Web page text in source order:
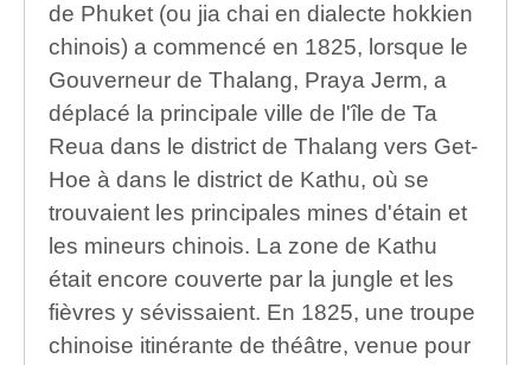
de Phuket (ou jia chai en dialecte hokkien
chinois) a commencé en 1825, lorsque le
Gouverneur de Thalang, Praya Jerm, a
déplacé la principale ville de l'île de Ta
Reua dans le district de Thalang vers Get-
Hoe à dans le district de Kathu, où se
trouvaient les principales mines d'étain et
les mineurs chinois. La zone de Kathu
était encore couverte par la jungle et les
fièvres y sévissaient. En 1825, une troupe
chinoise itinérante de théâtre, venue pour